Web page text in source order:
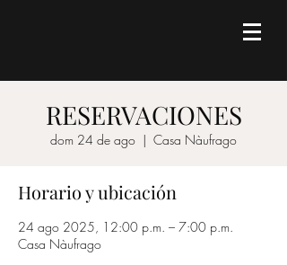
RESERVACIONES
dom 24 de ago
  |
Casa Nàufrago
Horario y ubicación
24 ago 2025, 12:00 p.m. – 7:00 p.m.
Casa Nàufrago